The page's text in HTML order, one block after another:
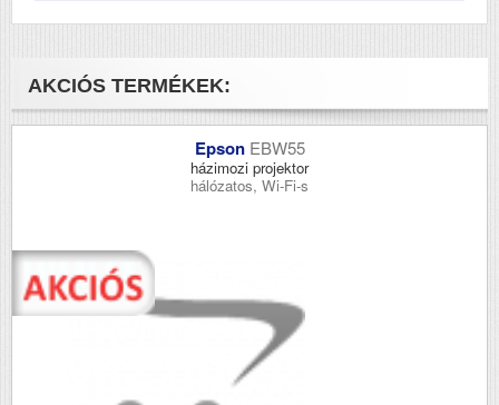
AKCIÓS TERMÉKEK:
Epson EBW55
házimozi projektor
hálózatos, Wi-Fi-s